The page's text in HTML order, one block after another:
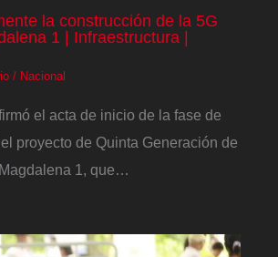
la construcción de la 5G
1 | Infraestructura |
/ Nacional
el acta de inicio de la fase de
proyecto de Quinta Generación de
1, que…